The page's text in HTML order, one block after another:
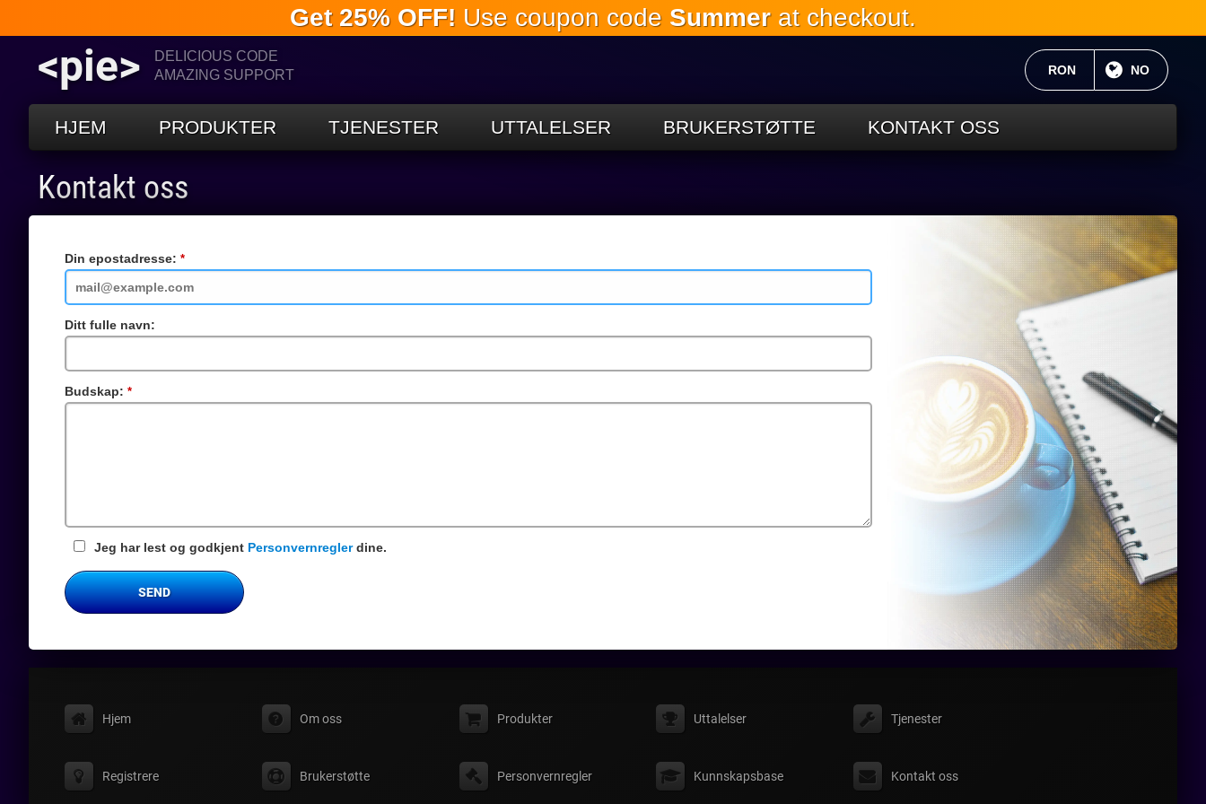
Gå til
hovedinnholdet
Get 25% OFF! Use coupon code Summerat checkout.
<pie>
DELICIOUS CODE
AMAZING SUPPORT
NO
GJELDENDE VALUTA:
RON
HJEM PRODUKTER TJENESTER UTTALELSER BRUKERSTØTTE KONTAKT OSS
Kontakt oss
Din epostadresse:
felt
Ditt fulle navn:
Budskap:
felt
Jeg har lest og godkjent Personvernreglerdine.
SEND
Hjem Om oss Produkter Uttalelser Tjenester
Registrere Brukerstøtte Personvernregler Kunnskapsbase Kontakt oss